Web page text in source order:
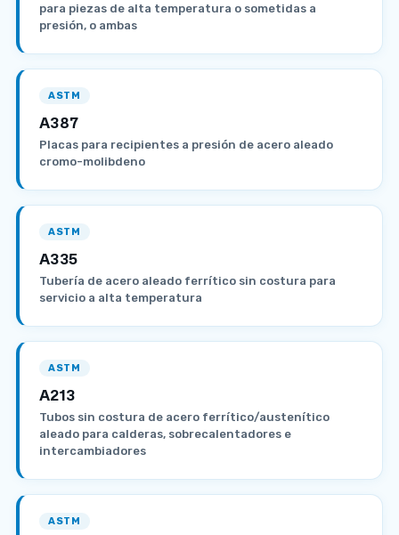
para piezas de alta temperatura o sometidas a
presión, o ambas
ASTM
A387
Placas para recipientes a presión de acero aleado
cromo-molibdeno
ASTM
A335
Tubería de acero aleado ferrítico sin costura para
servicio a alta temperatura
ASTM
A213
Tubos sin costura de acero ferrítico/austenítico
aleado para calderas, sobrecalentadores e
intercambiadores
ASTM